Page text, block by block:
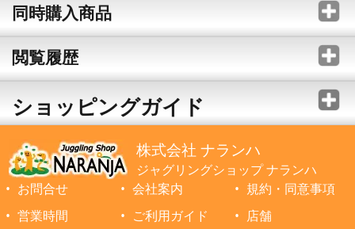
同時購入商品
閲覧履歴
ショッピングガイド
株式会社 ナランハ
ジャグリングショップ ナランハ
お問合せ
会社案内
規約・同意事項
営業時間
ご利用ガイド 店舗